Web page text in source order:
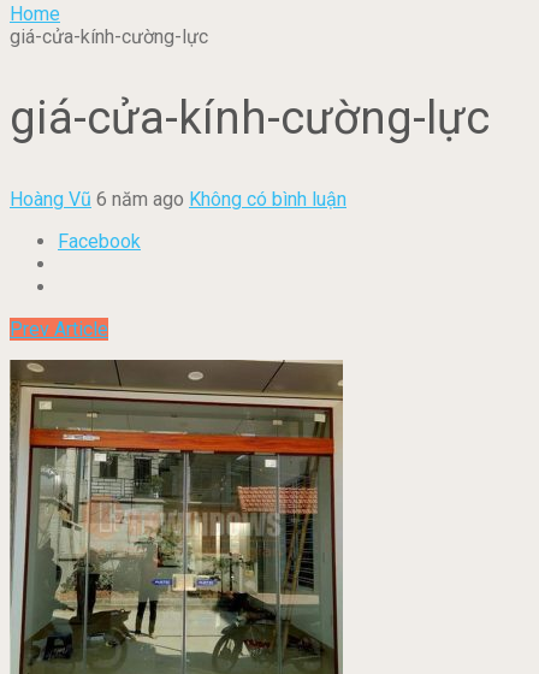
Home
giá-cửa-kính-cường-lực
giá-cửa-kính-cường-lực
Hoàng Vũ 6 năm ago Không có bình luận
Facebook
Prev Article